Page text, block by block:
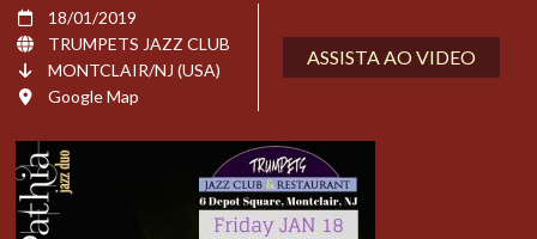
18/01/2019
TRUMPETS JAZZ CLUB
MONTCLAIR/NJ (USA)
Google Map
ASSISTA AO VIDEO